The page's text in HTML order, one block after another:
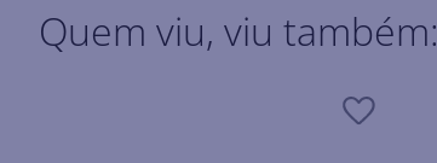
Quem viu, viu também: